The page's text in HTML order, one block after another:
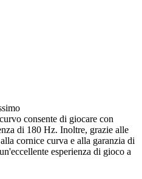
consente di giocare con
di 180 Hz. Inoltre, grazie alle
cornice curva e alla garanzia di
esperienza di gioco a